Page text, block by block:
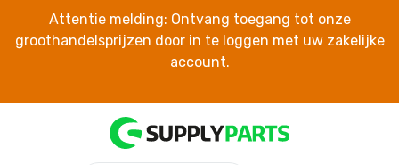
Attentie melding: Ontvang toegang tot onze
groothandelsprijzen door in te loggen met uw zakelijke
account.